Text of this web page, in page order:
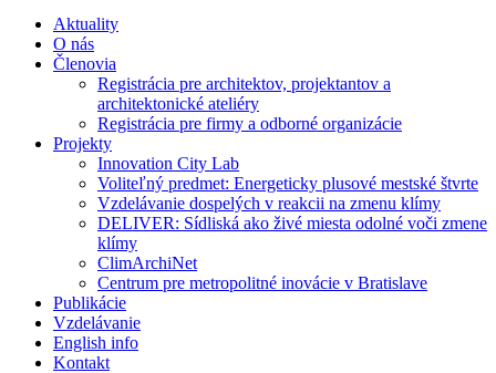
Aktuality
O nás
Členovia
Registrácia pre architektov, projektantov a
architektonické ateliéry
Registrácia pre firmy a odborné organizácie
Projekty
Innovation City Lab
Voliteľný predmet: Energeticky plusové mestské štvrte
Vzdelávanie dospelých v reakcii na zmenu klímy
DELIVER: Sídliská ako živé miesta odolné voči zmene
klímy
ClimArchiNet
Centrum pre metropolitné inovácie v Bratislave
Publikácie
Vzdelávanie
English info
Kontakt